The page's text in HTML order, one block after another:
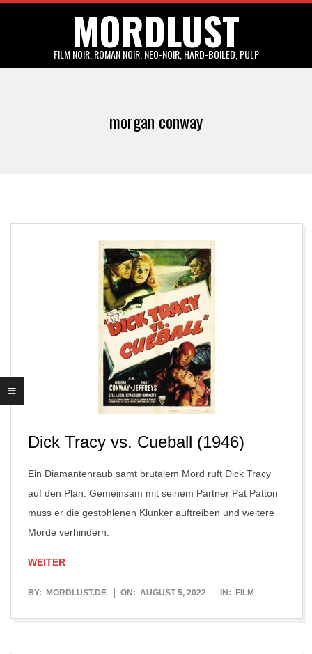
MORDLUST
FILM NOIR, ROMAN NOIR, NEO-NOIR, HARD-BOILED, PULP
morgan conway
Dick Tracy vs. Cueball (1946)
Ein Diamantenraub samt brutalem Mord ruft Dick Tracy
auf den Plan. Gemeinsam mit seinem Partner Pat Patton
muss er die gestohlenen Klunker auftreiben und weitere
Morde verhindern.
WEITER
2022-
BY: MORDLUST.DE ON: AUGUST 5, 2022 IN: FILM